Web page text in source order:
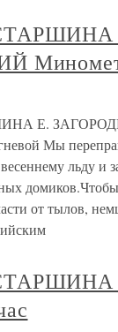
Е.
Мы
льду и
от тылов,